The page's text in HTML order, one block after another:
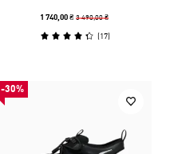
1 740,00 ₴3 490,00 ₴
(17)
-30%